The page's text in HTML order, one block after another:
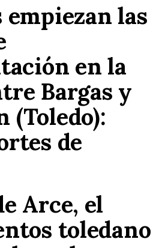
empiezan las
en la
Bargas y
(Toledo):
de
Arce, el
toledano